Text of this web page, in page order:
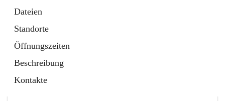
Dateien
Standorte
Öffnungszeiten
Beschreibung
Kontakte